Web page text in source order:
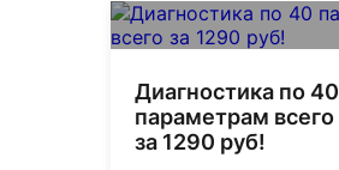
Диагностика по 40
параметрам всего
за 1290 руб!